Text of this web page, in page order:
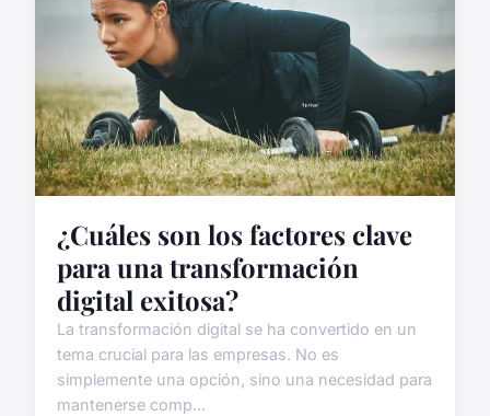
¿Cuáles son los factores clave
para una transformación
digital exitosa?
La transformación digital se ha convertido en un
tema crucial para las empresas. No es
simplemente una opción, sino una necesidad para
mantenerse comp...